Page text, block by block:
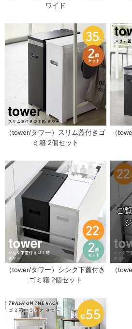
ワイド
（tower/タワー）スリム蓋付きゴ
ミ箱 2個セット
（
（tower/タワー）シンク下蓋付き
ゴミ箱 2個セット
（